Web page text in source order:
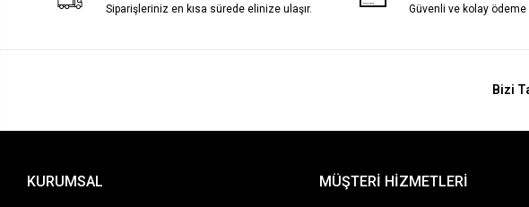
Siparişleriniz en kısa sürede elinize ulaşır. Güvenli ve kolay
Bizi
KURUMSAL MÜŞTERİ HİZMETLERİ